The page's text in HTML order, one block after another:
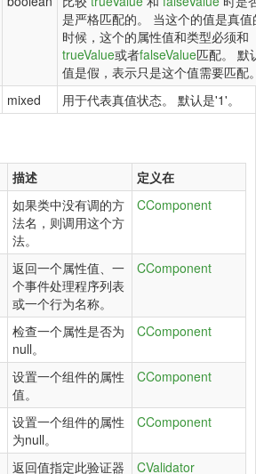
是严格匹配的。 当这个的值是真值
时候，这个的属性值和类型必须和
trueValue或者falseValue匹配。 默
值是假，表示只是这个值需要匹配
mixed 用于代表真值状态。 默认是'1'。
描述
定义在
如果类中没有调的方
法名，则调用这个方
法。
CComponent
返回一个属性值、一
个事件处理程序列表
或一个行为名称。
CComponent
检查一个属性是否为
null。
CComponent
设置一个组件的属性
值。
CComponent
设置一个组件的属性
为null。
CComponent
返回值指定此验证器
CValidator